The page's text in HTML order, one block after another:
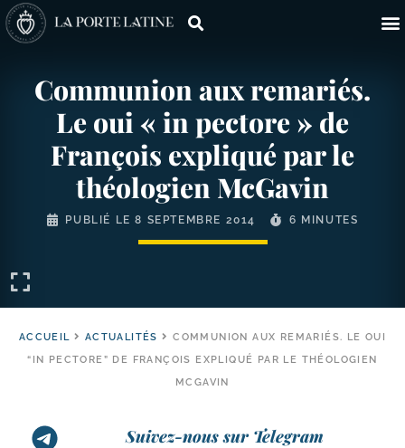
Communion aux remariés.
Le oui « in pectore » de
François expliqué par le
théologien McGavin
PUBLIÉ LE8 SEPTEMBRE 2014 6 MINUTES
ACCUEIL ACTUALITÉS
COMMUNION AUX REMARIÉS. LE OUI
“IN PECTORE” DE FRANÇOIS EXPLIQUÉ PAR LE THÉOLOGIEN
MCGAVIN
Suivez-nous sur Telegram